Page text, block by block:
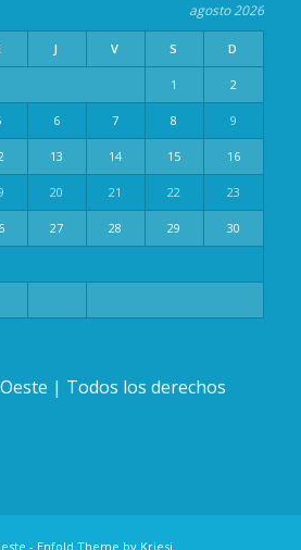
agosto 2026
J V S D
1 2
6 7 8 9
13 14 15 16
20 21 22 23
27 28 29 30
| Todos los derechos
- Enfold Theme by Kriesi